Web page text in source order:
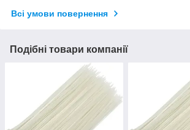
Всі умови повернення
Подібні товари компанії